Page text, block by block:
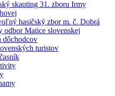
skauting 31. zboru Irmy
hasičský zbor m. č. Dobrá
odbor Matice slovenskej
dôchodcov
turistov